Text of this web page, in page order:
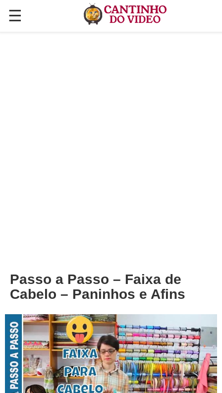
☰
✕
Passo a Passo – Faixa de
Cabelo – Paninhos e Afins